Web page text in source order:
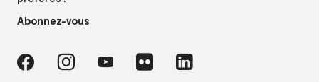
Abonnez-vous